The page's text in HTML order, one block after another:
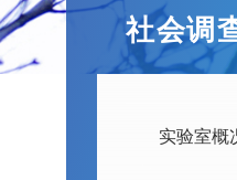
社会调
实验室概